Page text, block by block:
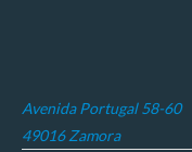
Avenida Portugal 58-60
49016 Zamora